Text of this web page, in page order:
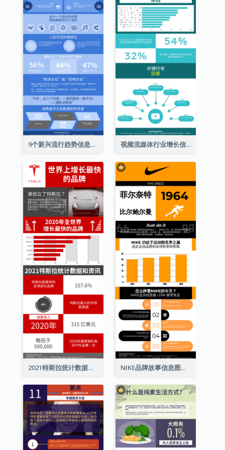
9个新兴流行趋势信息图表 视频流媒体行业增长信息图表
2021特斯拉统计数据和资讯信息图表 NIKE品牌故事信息图表